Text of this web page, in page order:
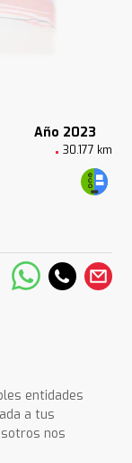
Año 2023
30.177 km
entidades
a tus
nos